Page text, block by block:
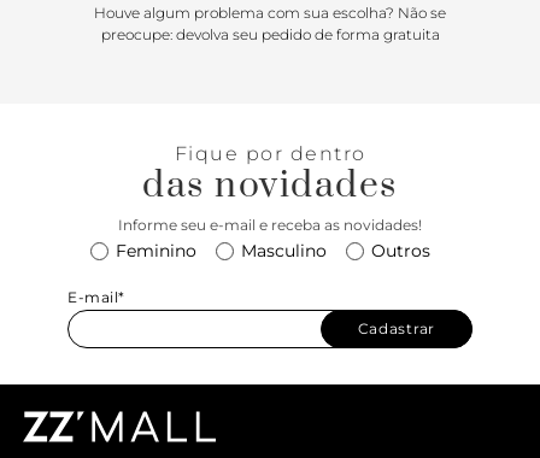
Houve algum problema com sua escolha? Não se
preocupe: devolva seu pedido de forma gratuita
Fique por dentro
das novidades
Informe seu e-mail e receba as novidades!
Feminino Masculino Outros
E-mail*
Cadastrar